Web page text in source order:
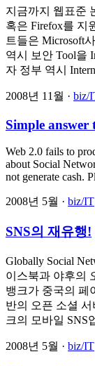
지금까지 웹표준
혹은 Firefox를 지
트들은 Microsoft
역시 보안 Tool을
자 정부 역시
2008년 11월 · biz/
Simple answer
Web 2.0 fails to
about Social
not generate cash.
2008년 5월 · biz/IT
SNS의 재유행!
Globally Social
이스북과 야후의
뱅크가 중국의 페
반의 오픈 소셜
크의 모바일 SNS
2008년 5월 · biz/IT